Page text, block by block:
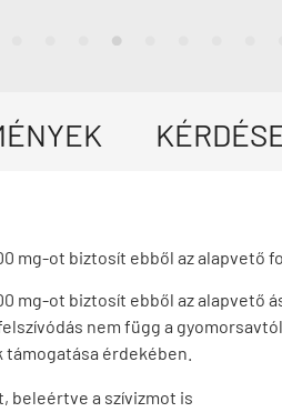
mg-ot biztosít ebből az
mg-ot biztosít ebből az alapvető
nem függ a
támogatása érdekében.
beleértve a szívizmot is